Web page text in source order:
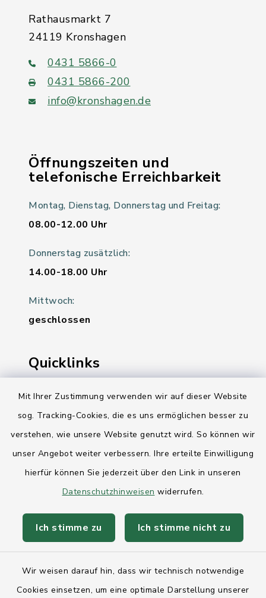
Mit Ihrer Zustimmung verwenden wir auf dieser Website
sog. Tracking-Cookies, die es uns ermöglichen besser zu
verstehen, wie unsere Website genutzt wird. So können wir
unser Angebot weiter verbessern. Ihre erteilte Einwilligung
hierfür können Sie jederzeit über den Link in unseren
Datenschutzhinweisen widerrufen.
Ich stimme zu Ich stimme nicht zu
Wir weisen darauf hin, dass wir technisch notwendige
Cookies einsetzen, um eine optimale Darstellung unserer
Rathausmarkt 7
24119 Kronshagen
0431 5866-0
0431 5866-200
info@kronshagen.de
Öffnungszeiten und
telefonische Erreichbarkeit
Montag, Dienstag, Donnerstag und Freitag:
08.00-12.00 Uhr
Donnerstag zusätzlich:
14.00-18.00 Uhr
Mittwoch:
geschlossen
Quicklinks
Ihre Behördennummer 115
Landesregierung Schleswig-Holstein
AktivRegion Mittelholstein
Anfahrt